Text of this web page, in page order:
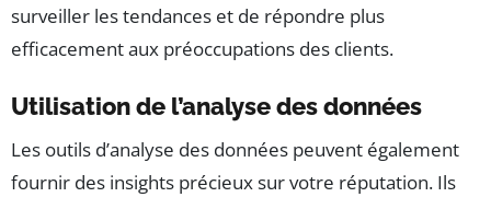
surveiller les tendances et de répondre plus
efficacement aux préoccupations des clients.
Utilisation de l’analyse des données
Les outils d’analyse des données peuvent également
fournir des insights précieux sur votre réputation. Ils